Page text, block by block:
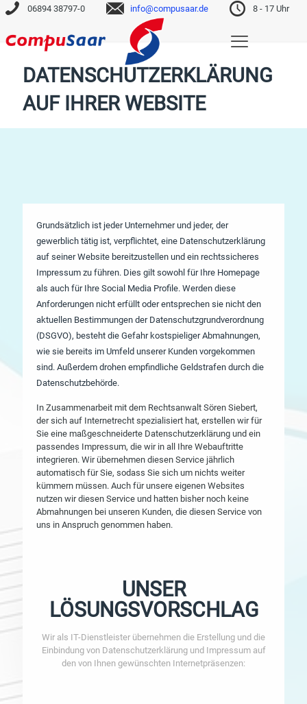
06894 38797-0 info@compusaar.de 8 - 17 Uhr
DATENSCHUTZERKLÄRUNG
AUF IHRER WEBSITE
Grundsätzlich ist jeder Unternehmer und jeder, der
gewerblich tätig ist, verpflichtet, eine Datenschutzerklärung
auf seiner Website bereitzustellen und ein rechtssicheres
Impressum zu führen. Dies gilt sowohl für Ihre Homepage
als auch für Ihre Social Media Profile. Werden diese
Anforderungen nicht erfüllt oder entsprechen sie nicht den
aktuellen Bestimmungen der Datenschutzgrundverordnung
(DSGVO), besteht die Gefahr kostspieliger Abmahnungen,
wie sie bereits im Umfeld unserer Kunden vorgekommen
sind. Außerdem drohen empfindliche Geldstrafen durch die
Datenschutzbehörde.
In Zusammenarbeit mit dem Rechtsanwalt Sören Siebert,
der sich auf Internetrecht spezialisiert hat, erstellen wir für
Sie eine maßgeschneiderte Datenschutzerklärung und ein
passendes Impressum, die wir in all Ihre Webauftritte
integrieren. Wir übernehmen diesen Service jährlich
automatisch für Sie, sodass Sie sich um nichts weiter
kümmern müssen. Auch für unsere eigenen Websites
nutzen wir diesen Service und hatten bisher noch keine
Abmahnungen bei unseren Kunden, die diesen Service von
uns in Anspruch genommen haben.
UNSER
LÖSUNGSVORSCHLAG
Wir als IT-Dienstleister übernehmen die Erstellung und die
Einbindung von Datenschutzerklärung und Impressum auf
den von Ihnen gewünschten Internetpräsenzen: